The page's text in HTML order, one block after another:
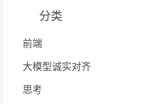
分类
前端
大模型诚实对齐
思考